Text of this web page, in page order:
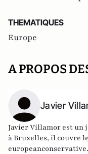
THEMATIQUES
Europe
A PROPOS
Javier
Javier Villamor est un
à Bruxelles, il couvre